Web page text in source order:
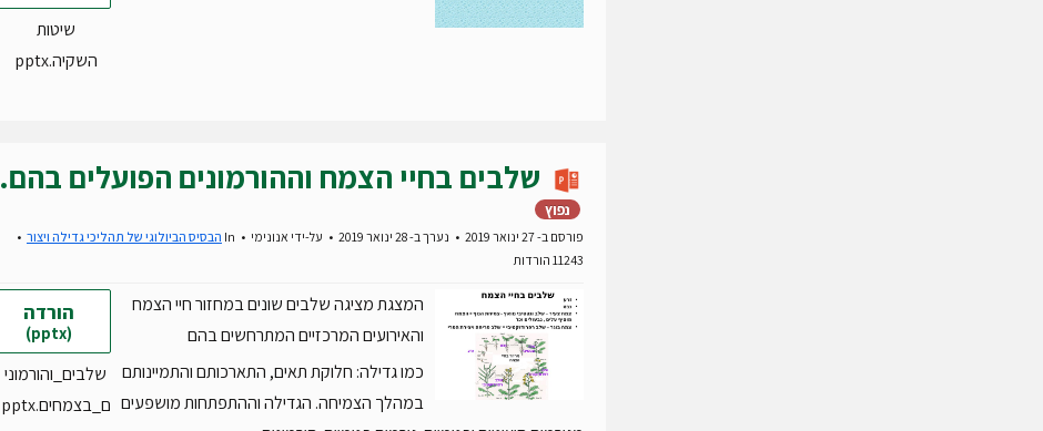
שיטות
השקיה.pptx
שלבים בחיי הצמח וההורמונים הפועלים בהם.
נפוץ
פורסם ב- 27 ינואר 2019 נערך ב- 28 ינואר 2019 על-ידי אנונימי
הבסיס הביולוגי של תהליכי גדילה ויצור
11243 הורדות
הורדה
(pptx)
שלבים_והורמוני
ם_בצמחים.pptx
המצגת מציגה שלבים שונים במחזור חיי הצמח
והאירועים המרכזיים המתרחשים בהם
כמו גדילה: חלוקת תאים, התארכותם והתמיינותם
במהלך הצמיחה. הגדילה וההתפתחות מושפעים